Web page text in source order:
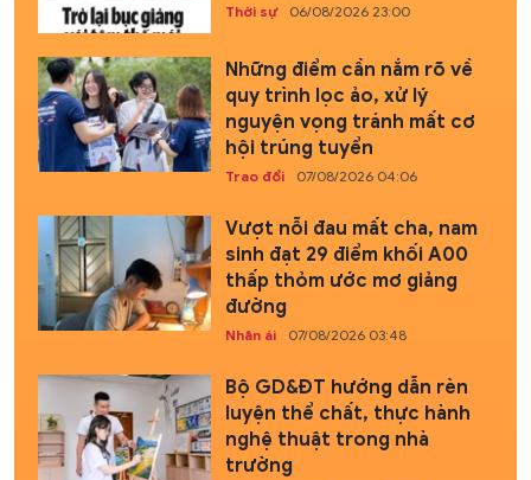
Thời sự 06/08/2026 23:00
Những điểm cần nắm rõ về
quy trình lọc ảo, xử lý
nguyện vọng tránh mất cơ
hội trúng tuyển
Trao đổi 07/08/2026 04:06
Vượt nỗi đau mất cha, nam
sinh đạt 29 điểm khối A00
thấp thỏm ước mơ giảng
đường
Nhân ái 07/08/2026 03:48
Bộ GD&ĐT hướng dẫn rèn
luyện thể chất, thực hành
nghệ thuật trong nhà
trường